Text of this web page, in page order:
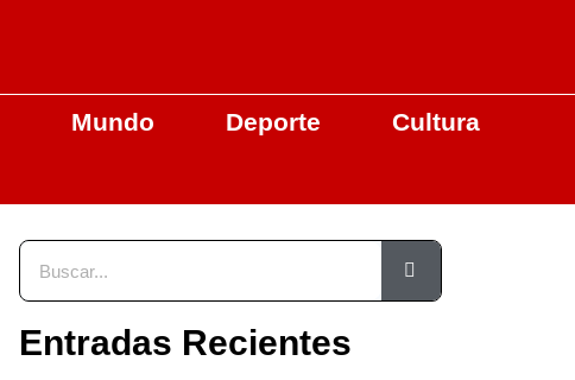
Mundo Deporte
Cultura
Entradas Recientes